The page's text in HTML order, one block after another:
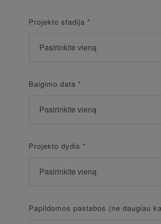
Projekto stadija *
Baigimo data *
Projekto dydis *
Papildomos pastabos (ne daugiau